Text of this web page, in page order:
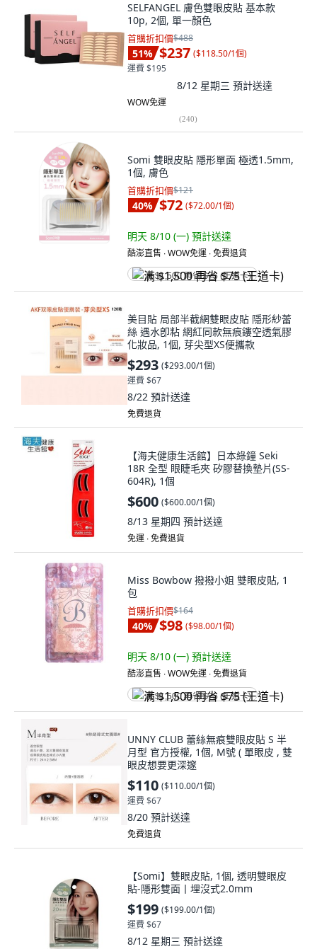
SELFANGEL 膚色雙眼皮貼 基本款
10p, 2個, 單一顏色
首購折扣價$488
51% $237 ($118.50/1個)
運費 $195
8/12 星期三 預計送達
WOW免運
(240)
Somi 雙眼皮貼 隱形單面 極透1.5mm,
1個, 膚色
首購折扣價$121
40% $72 ($72.00/1個)
明天 8/10 (一) 預計送達
酷澎直售 ∙ WOW免運 ∙ 免費退貨
满 $1,500 再省 $75 (王道卡)
美目貼 局部半截網雙眼皮貼 隱形紗蕾
絲 遇水卽粘 網紅同款無痕鏤空透氣膠
化妝品, 1個, 芽尖型XS便攜款
$293 ($293.00/1個)
運費 $67
8/22 預計送達
免費退貨
【海夫健康生活館】日本綠鐘 Seki
18R 全型 眼睫毛夾 矽膠替換墊片(SS-
604R), 1個
$600 ($600.00/1個)
8/13 星期四 預計送達
免運 ∙ 免費退貨
Miss Bowbow 撥撥小姐 雙眼皮貼, 1
包
首購折扣價$164
40% $98 ($98.00/1個)
明天 8/10 (一) 預計送達
酷澎直售 ∙ WOW免運 ∙ 免費退貨
满 $1,500 再省 $75 (王道卡)
UNNY CLUB 蕾絲無痕雙眼皮貼 S 半
月型 官方授權, 1個, M號 ( 單眼皮 , 雙
眼皮想要更深邃
$110 ($110.00/1個)
運費 $67
8/20 預計送達
免費退貨
【Somi】雙眼皮貼, 1個, 透明雙眼皮
貼-隱形雙面丨埋沒式2.0mm
$199 ($199.00/1個)
運費 $67
8/12 星期三 預計送達